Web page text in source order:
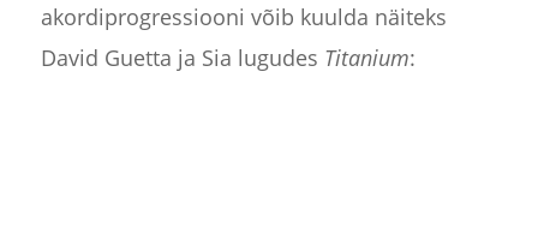
akordiprogressiooni võib kuulda näiteks
David Guetta ja Sia lugudes Titanium: